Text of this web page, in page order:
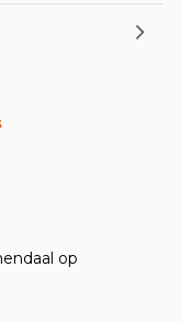
op